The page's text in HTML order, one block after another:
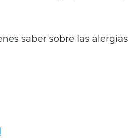
saber sobre las alergias